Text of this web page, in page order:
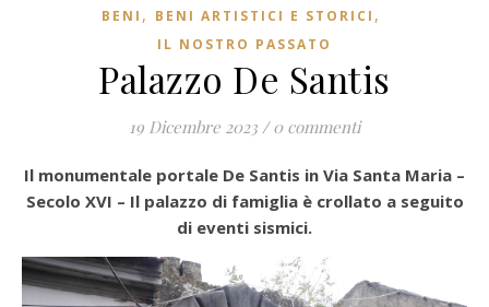
BENI , BENI ARTISTICI E STORICI ,
IL NOSTRO PASSATO
Palazzo De Santis
19 Dicembre 2023 / 0 commenti
Il monumentale portale De Santis in Via Santa Maria –
Secolo XVI – Il palazzo di famiglia è crollato a seguito
di eventi sismici.